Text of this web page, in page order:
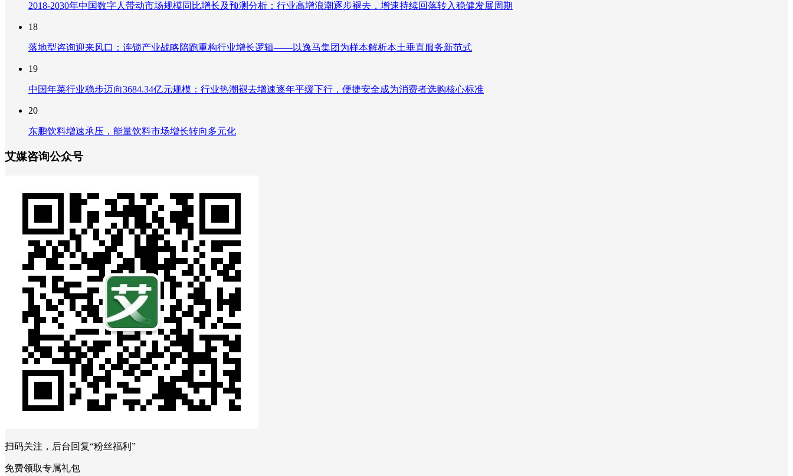
2018-2030年中国数字人带动市场规模同比增长及预测分析：行业高增浪潮逐步褪去，增速持续回落转入稳健发展周期
18
落地型咨询迎来风口：连锁产业战略陪跑重构行业增长逻辑——以逸马集团为样本解析本土垂直服务新范式
19
中国年菜行业稳步迈向3684.34亿元规模：行业热潮褪去增速逐年平缓下行，便捷安全成为消费者选购核心标准
20
东鹏饮料增速承压，能量饮料市场增长转向多元化
艾媒咨询公众号
扫码关注，后台回复“粉丝福利”
免费领取专属礼包